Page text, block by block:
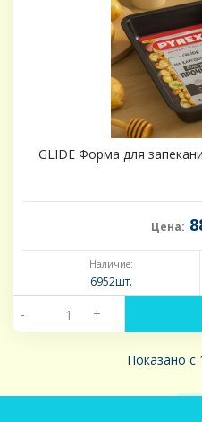
GLIDE Форма для
Цена:
Наличие:
6952шт.
- +
Показано с